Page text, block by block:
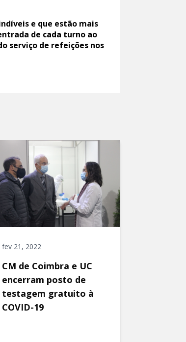
e que estão mais
de cada turno ao
serviço de refeições nos
fev 21, 2022
CM de Coimbra e UC
encerram posto de
testagem gratuito à
COVID-19